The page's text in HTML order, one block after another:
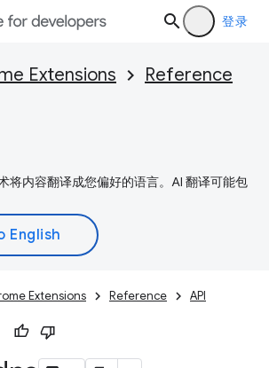
登录
Extensions
Reference
将内容翻译成您偏好的语言。AI 翻译可能包
Extensions Reference API